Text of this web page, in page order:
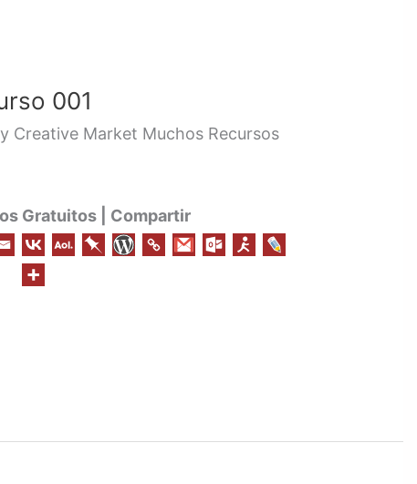
001
Creative Market Muchos Recursos
Gratuitos | Compartir